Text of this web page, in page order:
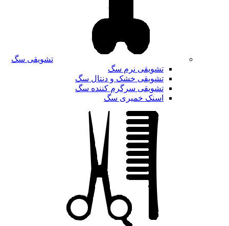
تشویقی سگ
تشویقی نرم سگ
تشویقی خشک و دنتال سگ
تشویقی سرگرم کننده سگ
اسنک خمیری سگ